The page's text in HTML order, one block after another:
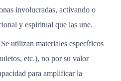
involucradas, activando o
y espiritual que las une.
Se utilizan materiales específicos
etc.), no por su valor
para amplificar la